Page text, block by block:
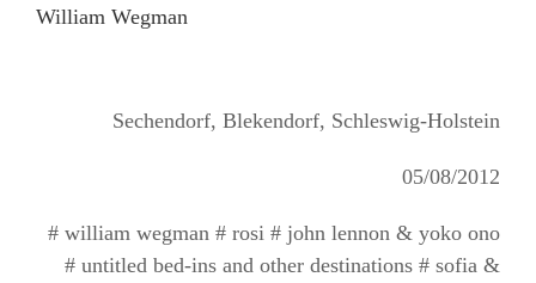
Login
William Wegman
Sechendorf, Blekendorf, Schleswig-Holstein
05/08/2012
# william wegman # rosi # john lennon & yoko ono
# untitled bed-ins and other destinations # sofia &